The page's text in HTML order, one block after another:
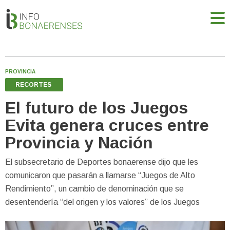
PROVINCIA
RECORTES
El futuro de los Juegos
Evita genera cruces entre
Provincia y Nación
El subsecretario de Deportes bonaerense dijo que les
comunicaron que pasarán a llamarse “Juegos de Alto
Rendimiento”, un cambio de denominación que se
desentendería “del origen y los valores” de los Juegos